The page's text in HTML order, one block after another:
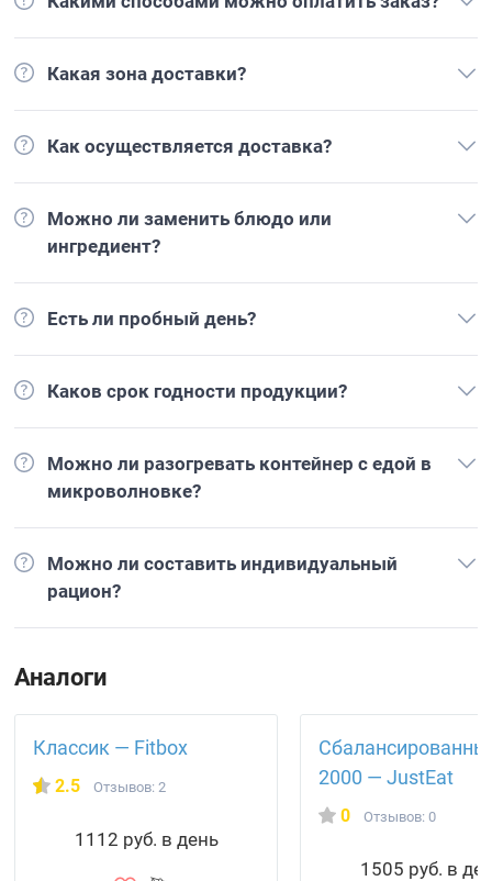
Какая зона доставки?
Как осуществляется доставка?
Можно ли заменить блюдо или
ингредиент?
Есть ли пробный день?
Каков срок годности продукции?
Можно ли разогревать контейнер с едой в
микроволновке?
Можно ли составить индивидуальный
рацион?
Аналоги
Классик — Fitbox
2.5 Отзывов: 2
1112 руб. в день
2000 — JustEat
0 Отзывов: 0
1505 руб. в